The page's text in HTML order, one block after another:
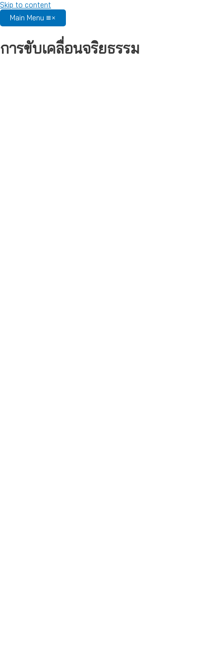
Skip to content
Main Menu
การขับเคลื่อนจริยธรรม